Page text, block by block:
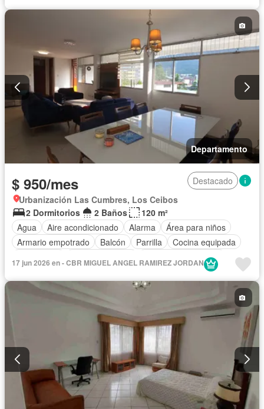
Sin amoblar
Departamento
$ 950/mes
Destacado
Urbanización Las Cumbres, Los Ceibos
2 Dormitorios
2 Baños
120 m²
Agua
Aire acondicionado Alarma
Área para niños
Armario empotrado
Balcón Parrilla
Cocina equipada
Garita de guardianía
Jardín
Vista panorámica
Completamente amoblado
17 jun 2026 en - CBR MIGUEL ANGEL RAMIREZ JORDAN